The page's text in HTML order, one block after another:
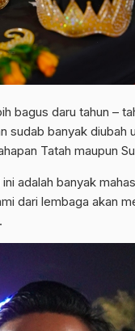
bagus daru tahun –
sudab banyak diubah
Tatah maupun
adalah banyak
dari lembaga akan